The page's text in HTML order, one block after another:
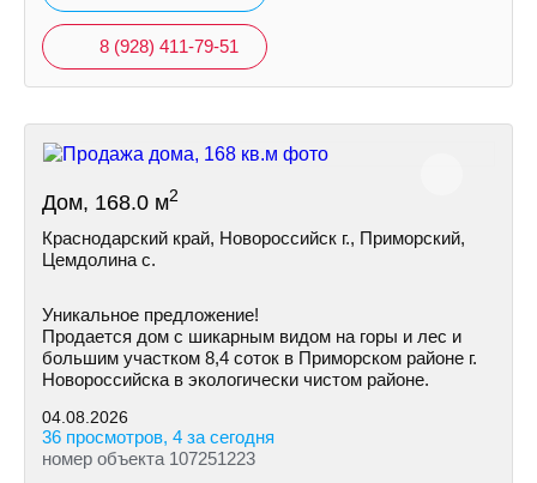
8 (928) 411-79-51
Дом, 168.0 м2
Краснодарский край, Новороссийск г., Приморский,
Цемдолина с.
Уникальное предложение!
Продается дом с шикарным видом на горы и лес и
большим участком 8,4 соток в Приморском районе г.
Новороссийска в экологически чистом районе.
04.08.2026
36 просмотров, 4 за сегодня
номер объекта 107251223